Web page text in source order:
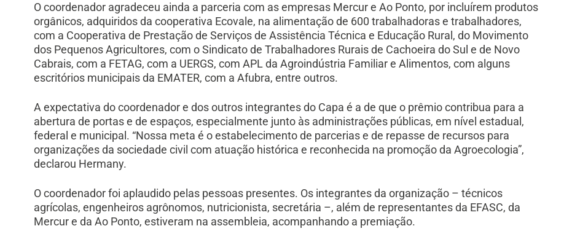
O coordenador agradeceu ainda a parceria com as empresas Mercur e Ao Ponto, por incluírem produtos
orgânicos, adquiridos da cooperativa Ecovale, na alimentação de 600 trabalhadoras e trabalhadores,
com a Cooperativa de Prestação de Serviços de Assistência Técnica e Educação Rural, do Movimento
dos Pequenos Agricultores, com o Sindicato de Trabalhadores Rurais de Cachoeira do Sul e de Novo
Cabrais, com a FETAG, com a UERGS, com APL da Agroindústria Familiar e Alimentos, com alguns
escritórios municipais da EMATER, com a Afubra, entre outros.
A expectativa do coordenador e dos outros integrantes do Capa é a de que o prêmio contribua para a
abertura de portas e de espaços, especialmente junto às administrações públicas, em nível estadual,
federal e municipal. “Nossa meta é o estabelecimento de parcerias e de repasse de recursos para
organizações da sociedade civil com atuação histórica e reconhecida na promoção da Agroecologia”,
declarou Hermany.
O coordenador foi aplaudido pelas pessoas presentes. Os integrantes da organização – técnicos
agrícolas, engenheiros agrônomos, nutricionista, secretária –, além de representantes da EFASC, da
Mercur e da Ao Ponto, estiveram na assembleia, acompanhando a premiação.